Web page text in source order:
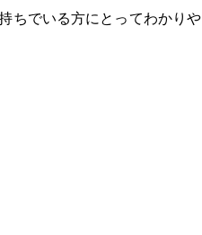
ちでいる方にとってわかりや